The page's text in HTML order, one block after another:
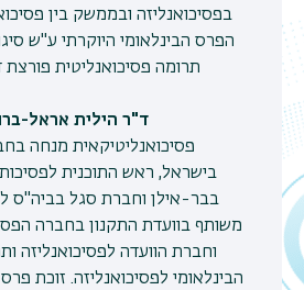
בפסיכואנליזה ובממשק בין
תרומה פסיכואנליטית
ד"ר הילית אראל-
פסיכואנליטיקאית מנחה
בישראל, ראש התוכנית
בבר-אילן וחברת סגל בביה"ס
משותף בוועדת התקנון בחברה
וחברת הוועדה לפסיכואנליזה
הבינלאומי לפסיכואנליזה. זוכת